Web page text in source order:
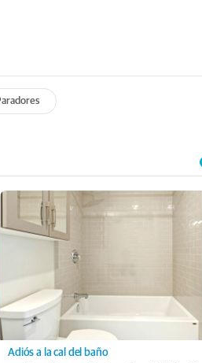
Adiós a la cal del baño